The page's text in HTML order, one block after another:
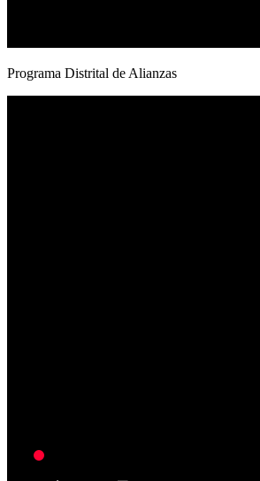
Programa Distrital de Alianzas